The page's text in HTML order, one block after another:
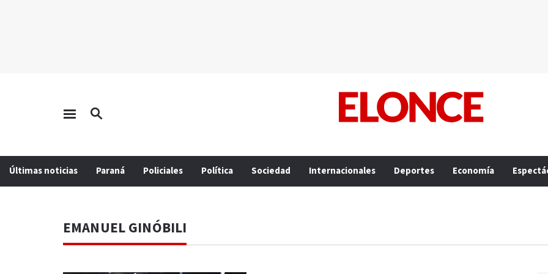
Últimas noticias Paraná Policiales Política Sociedad Internacionales Deportes Economía
EMANUEL GINÓBILI